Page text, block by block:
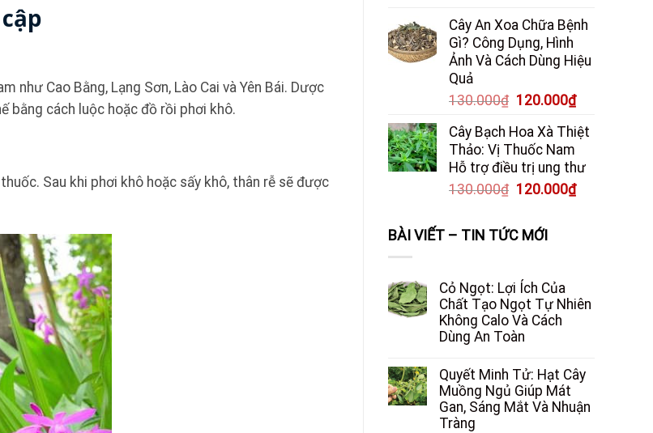
Cây An Xoa Chữa Bệnh
Gì? Công Dụng, Hình
Ảnh Và Cách Dùng Hiệu
Quả
130.000₫ Giá
là:
130.000₫.
120.000₫Giá
tại
120.000₫.
Cây Bạch Hoa Xà Thiệt
Thảo: Vị Thuốc Nam
Hỗ trợ điều trị ung thư
130.000₫ Giá
là:
130.000₫.
120.000₫Giá
BÀI VIẾT – TIN TỨC MỚI
Cỏ Ngọt: Lợi Ích Của
Chất Tạo Ngọt Tự Nhiên
Không Calo Và Cách
Dùng An Toàn
Quyết Minh Tử: Hạt Cây
Muồng Ngủ Giúp Mát
Gan, Sáng Mắt Và Nhuận
Tràng
như Cao Bằng, Lạng Sơn, Lào Cai và Yên Bái. Dược
bằng cách luộc hoặc đồ rồi phơi khô.
Sau khi phơi khô hoặc sấy khô, thân rễ sẽ được